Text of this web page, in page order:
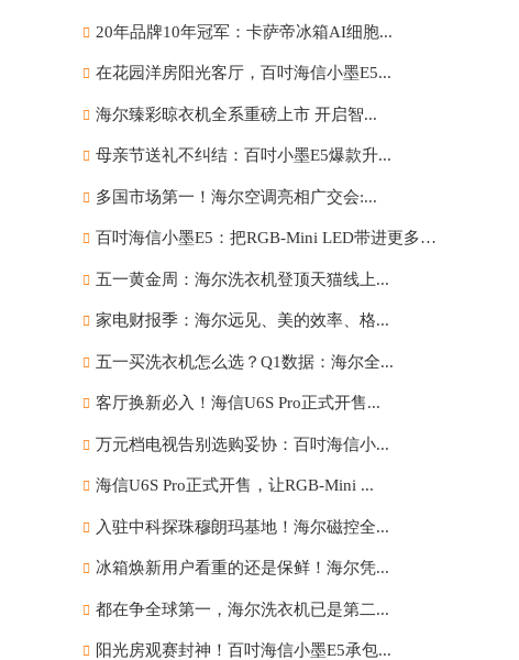
20年品牌10年冠军：卡萨帝冰箱AI细胞...
在花园洋房阳光客厅，百吋海信小墨E5...
海尔臻彩晾衣机全系重磅上市 开启智...
母亲节送礼不纠结：百吋小墨E5爆款升...
多国市场第一！海尔空调亮相广交会:...
百吋海信小墨E5：把RGB-Mini LED带进更多家庭
五一黄金周：海尔洗衣机登顶天猫线上...
家电财报季：海尔远见、美的效率、格...
五一买洗衣机怎么选？Q1数据：海尔全...
客厅换新必入！海信U6S Pro正式开售...
万元档电视告别选购妥协：百吋海信小...
海信U6S Pro正式开售，让RGB-Mini ...
入驻中科探珠穆朗玛基地！海尔磁控全...
冰箱焕新用户看重的还是保鲜！海尔凭...
都在争全球第一，海尔洗衣机已是第二...
阳光房观赛封神！百吋海信小墨E5承包...